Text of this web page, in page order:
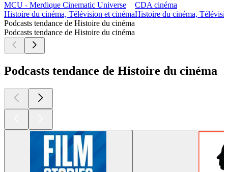
MCU - Merdique Cinematic Universe
Histoire du cinéma, Télévision et cinéma
CDA cinéma
Histoire du cinéma,
Podcasts tendance de Histoire du cinéma
Podcasts tendance de Histoire du cinéma
Podcasts tendance de Histoire du cinéma